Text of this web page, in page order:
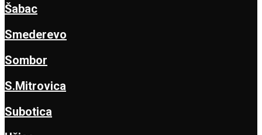
Šabac
Smederevo
Sombor
S.Mitrovica
Subotica